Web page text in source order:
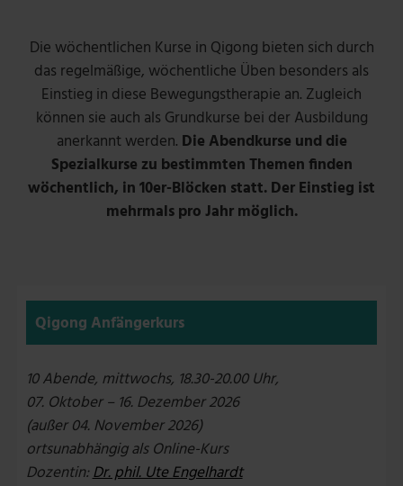
Die wöchentlichen Kurse in Qigong bieten sich durch
das regelmäßige, wöchentliche Üben besonders als
Einstieg in diese Bewegungstherapie an. Zugleich
können sie auch als Grundkurse bei der Ausbildung
anerkannt werden. Die Abendkurse und die
Spezialkurse zu bestimmten Themen finden
wöchentlich, in 10er-Blöcken statt. Der Einstieg ist
mehrmals pro Jahr möglich.
Qigong Anfängerkurs
10 Abende, mittwochs, 18.30-20.00 Uhr,
07. Oktober – 16. Dezember 2026
(außer 04. November 2026)
ortsunabhängig als Online-Kurs
Dozentin:Dr. phil. Ute Engelhardt